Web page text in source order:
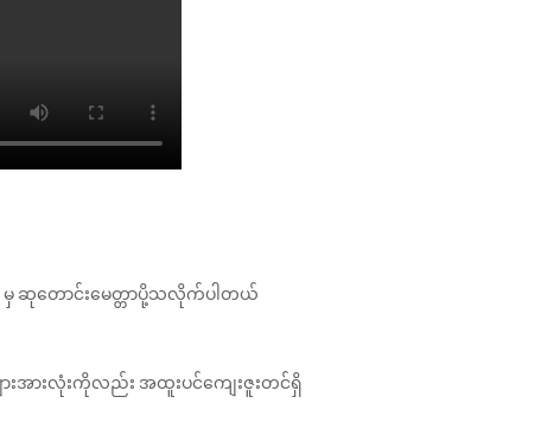
မှ ဆုတောင်းမေတ္တာပို့သလိုက်ပါတယ်
များအားလုံးကိုလည်း အထူးပင်ကျေးဇူးတင်ရှိ